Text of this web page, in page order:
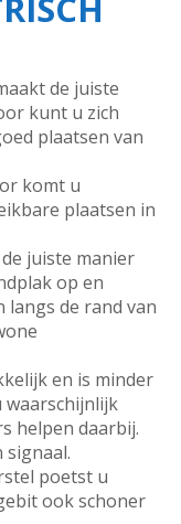
de juiste
kunt u zich
plaatsen van
komt u
plaatsen in
juiste manier
op en
langs de rand van
en is minder
waarschijnlijk
helpen daarbij.
signaal.
poetst u
ook schoner